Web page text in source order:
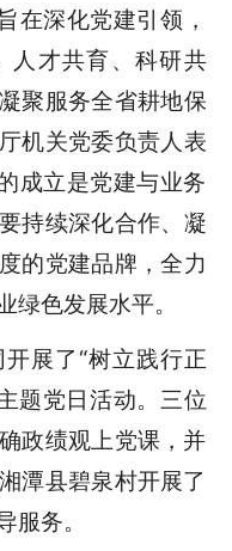
旨在深化党建引领，
人才共育、科研共
凝聚服务全省耕地保
机关党委负责人表
成立是党建与业务
要持续深化合作、凝
的党建品牌，全力
绿色发展水平。
展了“树立践行正
题党日活动。三位
政绩观上党课，并
潭县碧泉村开展了
务。